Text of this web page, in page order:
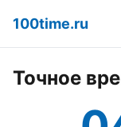
100time.ru
Точное